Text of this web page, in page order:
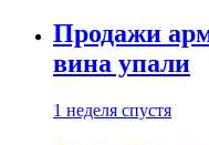
Продажи
вина упали
1 неделя спустя